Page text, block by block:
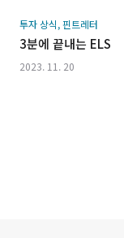
투자 상식, 핀트레터
3분에 끝내는 ELS
2023. 11. 20